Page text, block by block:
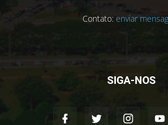
Contato: enviar
SIGA-NOS